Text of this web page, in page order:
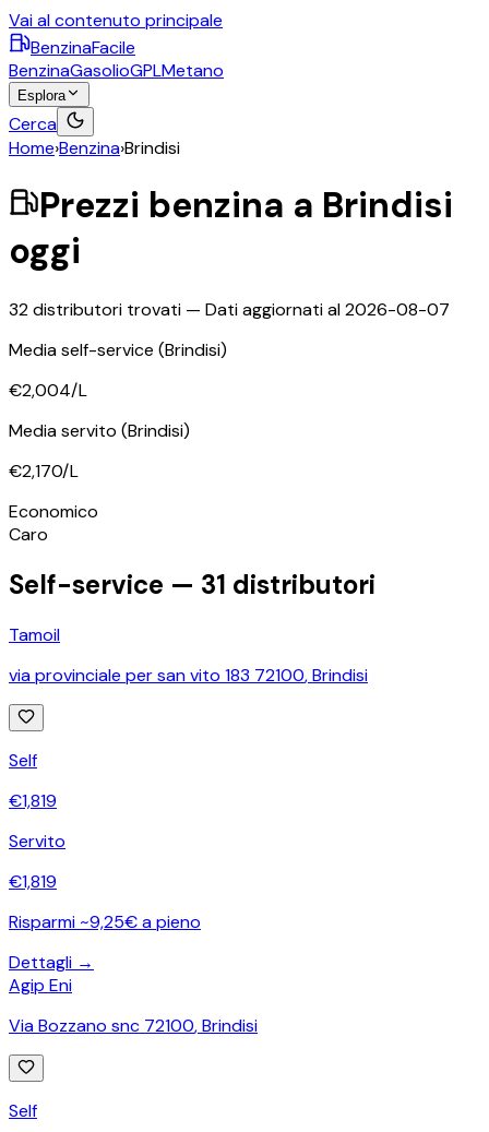
Vai al contenuto principale
BenzinaFacile
BenzinaGasolioGPLMetano
Esplora
Cerca
Home›Benzina›Brindisi
Prezzi benzina a Brindisi
oggi
32distributori trovati — Dati aggiornati al2026-08-07
Media self-service (Brindisi)
€2,004/L
Media servito (Brindisi)
€2,170/L
Economico
Caro
Self-service — 31 distributori
Tamoil
via provinciale per san vito 183 72100,Brindisi
Self
€1,819
Servito
€1,819
Risparmi ~9,25€ a pieno
Dettagli →
Agip Eni
Via Bozzano snc 72100,Brindisi
Self